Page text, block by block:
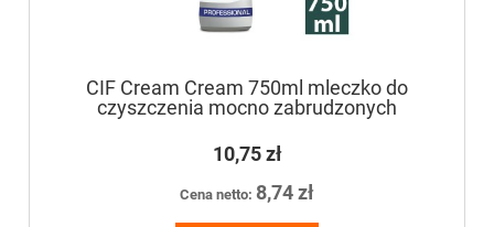
CIF Cream Cream 750ml mleczko do
czyszczenia mocno zabrudzonych
10,75 zł
Cena netto: 8,74 zł